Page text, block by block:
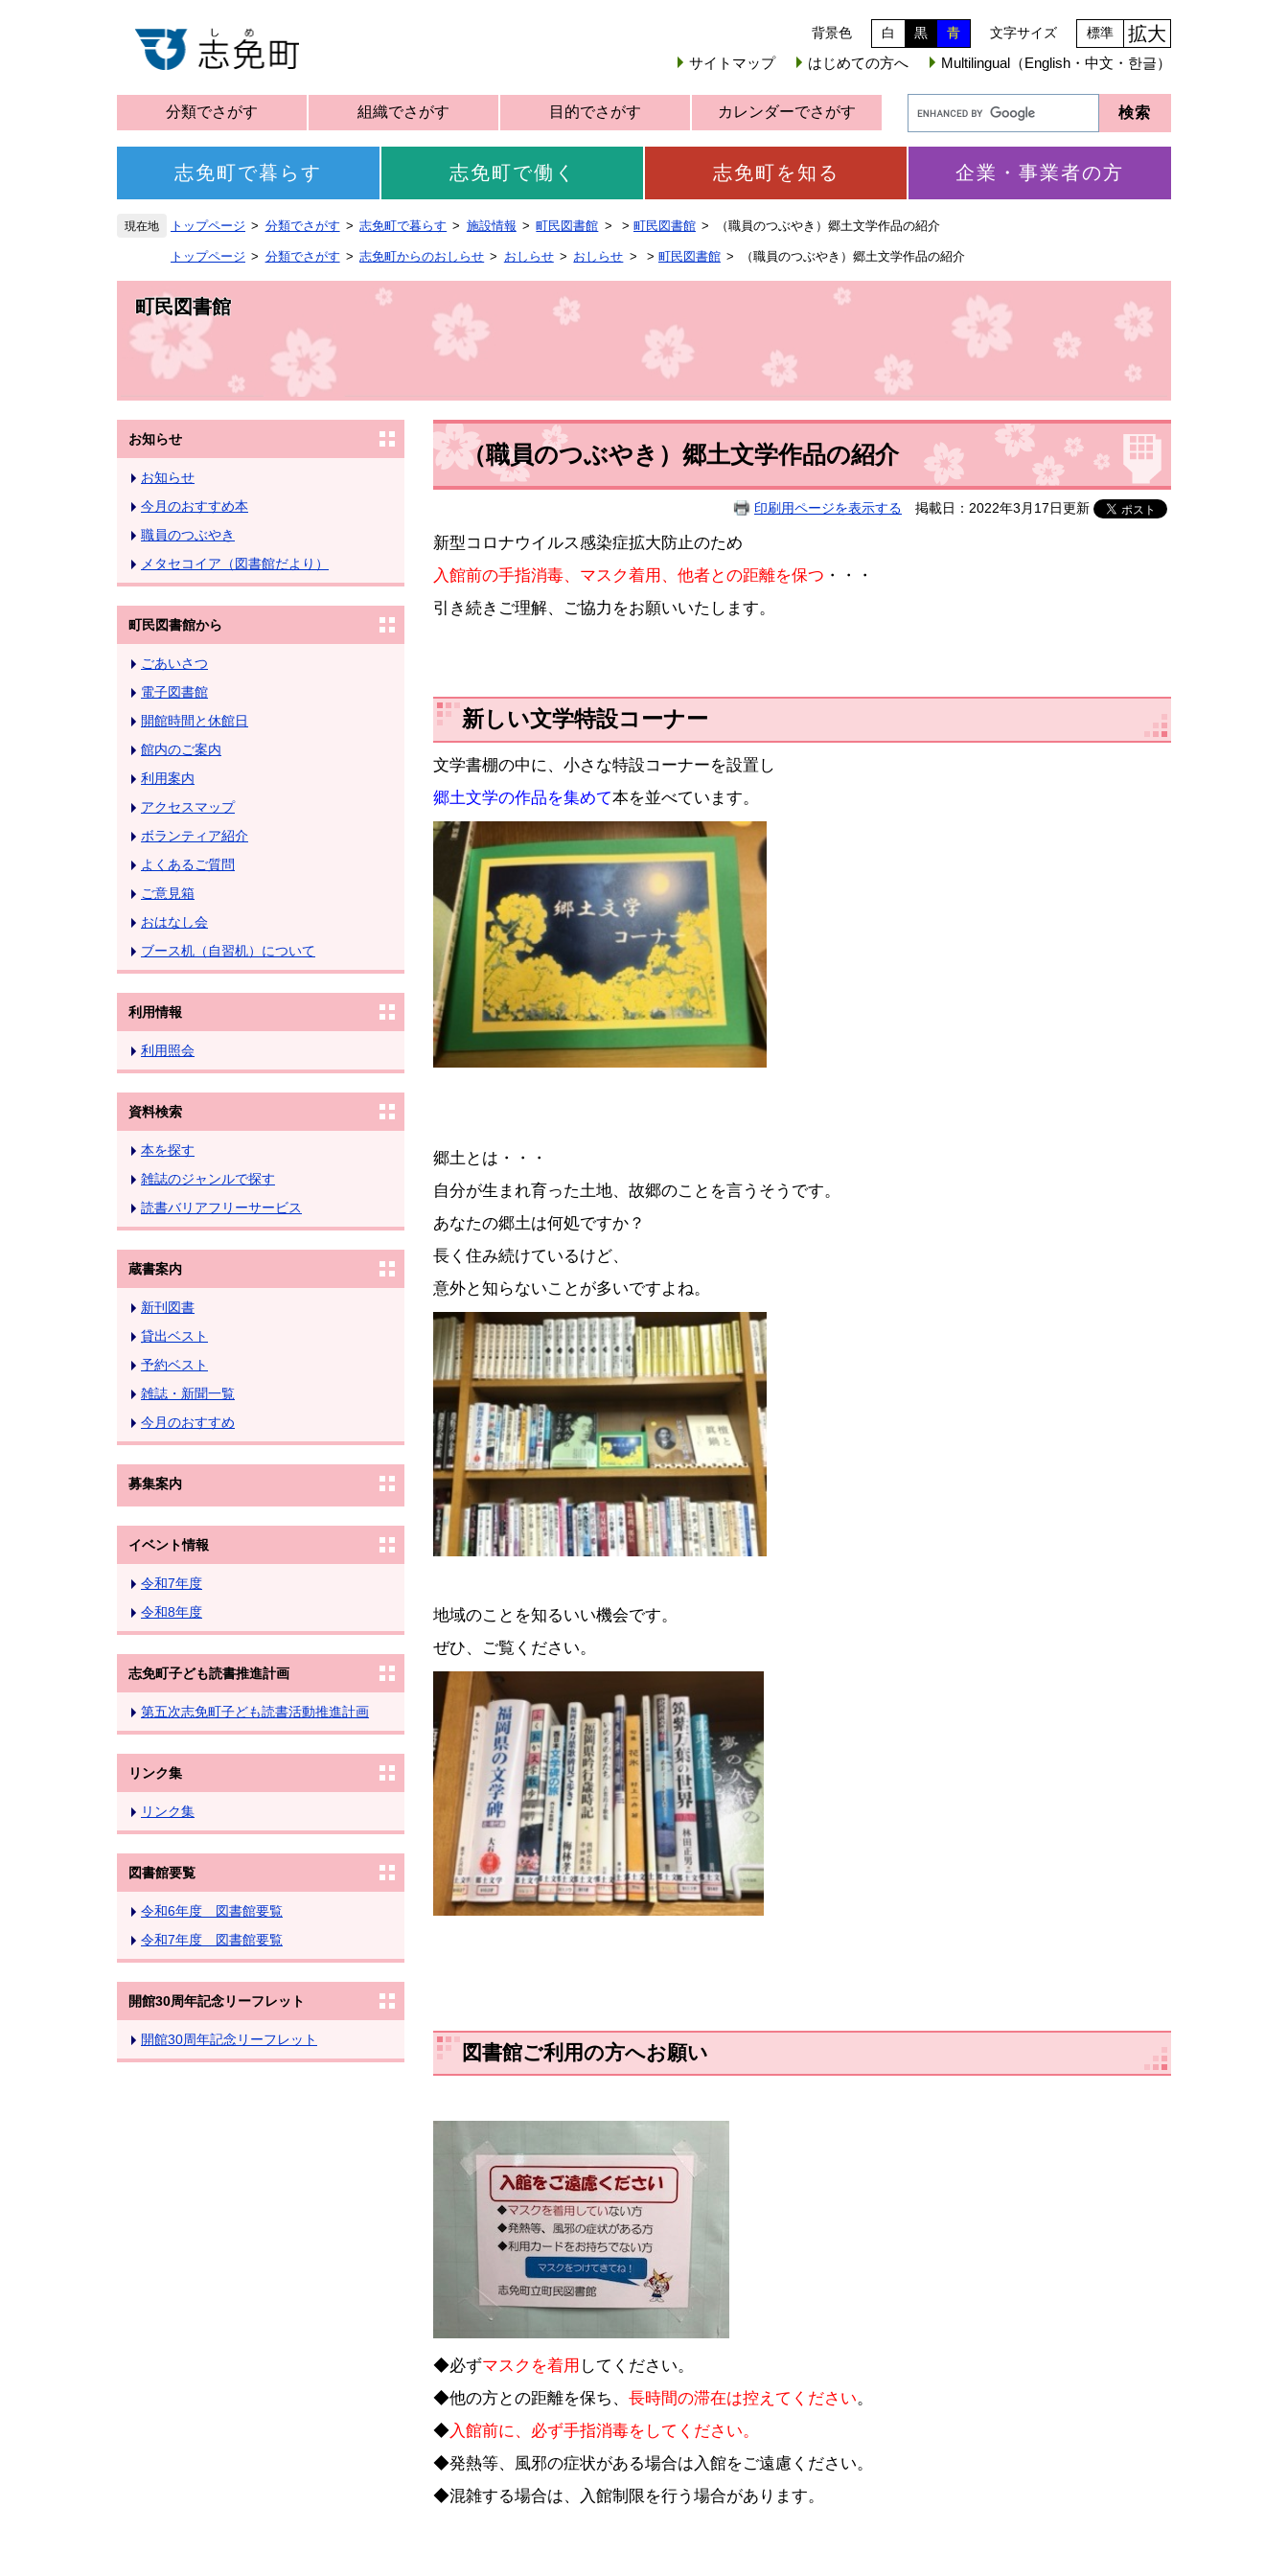
背景色 白 黒 青 文字サイズ 標準 拡大
サイトマップ はじめての方へ Multilingual（English・中文・한글）
分類でさがす 組織でさがす 目的でさがす カレンダーでさがす
志免町で暮らす 志免町で働く 志免町を知る 企業・事業者の方
トップページ 分類でさがす 志免町で暮らす 施設情報 町民図書館 > 町民図書館 （職員のつぶやき）郷土文学作品の紹介
トップページ 分類でさがす 志免町からのおしらせ おしらせ おしらせ > 町民図書館 （職員のつぶやき）郷土文学作品の紹介
町民図書館
お知らせ
お知らせ
今月のおすすめ本
職員のつぶやき
メタセコイア（図書館だより）
町民図書館から
ごあいさつ
電子図書館
開館時間と休館日
館内のご案内
利用案内
アクセスマップ
ボランティア紹介
よくあるご質問
ご意見箱
おはなし会
ブース机（自習机）について
利用情報
利用照会
資料検索
本を探す
雑誌のジャンルで探す
読書バリアフリーサービス
蔵書案内
新刊図書
貸出ベスト
予約ベスト
雑誌・新聞一覧
今月のおすすめ
募集案内
イベント情報
令和7年度
令和8年度
志免町子ども読書推進計画
第五次志免町子ども読書活動推進計画
リンク集
リンク集
図書館要覧
令和6年度 図書館要覧
令和7年度 図書館要覧
開館30周年記念リーフレット
開館30周年記念リーフレット
（職員のつぶやき）郷土文学作品の紹介
印刷用ページを表示する 掲載日：2022年3月17日更新
新型コロナウイルス感染症拡大防止のため
入館前の手指消毒、マスク着用、他者との距離を保つ ・・・
引き続きご理解、ご協力をお願いいたします。
新しい文学特設コーナー
文学書棚の中に、小さな特設コーナーを設置し
郷土文学の作品を集めて本を並べています。
郷土とは・・・
自分が生まれ育った土地、故郷のことを言うそうです。
あなたの郷土は何処ですか？
長く住み続けているけど、
意外と知らないことが多いですよね。
地域のことを知るいい機会です。
ぜひ、ご覧ください。
図書館ご利用の方へお願い
◆必ずマスクを着用 してください。
◆他の方との距離を保ち、 長時間の滞在は控えてください。
◆入館前に、必ず手指消毒をしてください。
◆発熱等、風邪の症状がある場合は入館をご遠慮ください。
◆混雑する場合は、入館制限を行う場合があります。